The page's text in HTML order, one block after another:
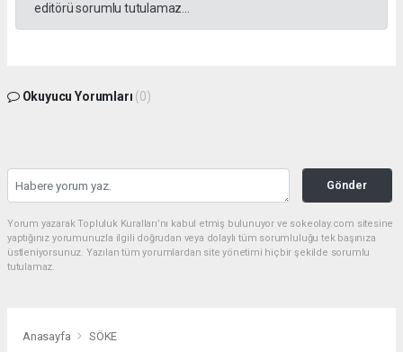
editörü sorumlu tutulamaz...
Okuyucu Yorumları (0)
Gönder
Yorum yazarak Topluluk Kuralları’nı kabul etmiş bulunuyor ve sokeolay.com sitesine
yaptığınız yorumunuzla ilgili doğrudan veya dolaylı tüm sorumluluğu tek başınıza
üstleniyorsunuz. Yazılan tüm yorumlardan site yönetimi hiçbir şekilde sorumlu
tutulamaz.
Anasayfa SÖKE